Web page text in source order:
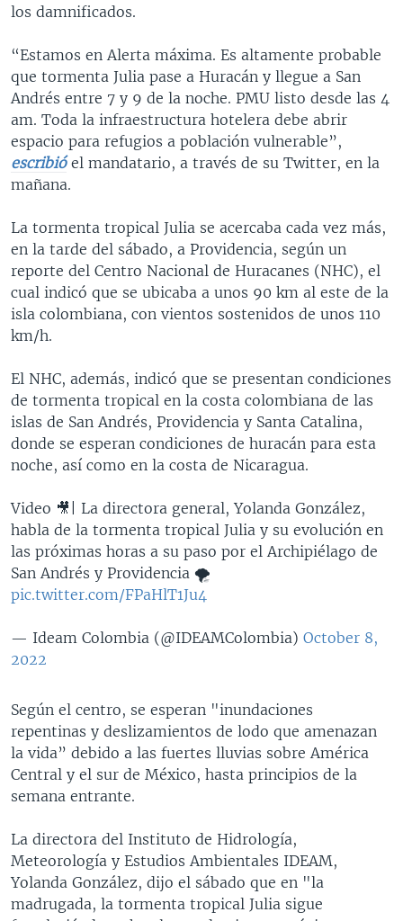
los damnificados.
“Estamos en Alerta máxima. Es altamente probable
que tormenta Julia pase a Huracán y llegue a San
Andrés entre 7 y 9 de la noche. PMU listo desde las 4
am. Toda la infraestructura hotelera debe abrir
espacio para refugios a población vulnerable”,
escribióel mandatario, a través de su Twitter, en la
mañana.
La tormenta tropical Julia se acercaba cada vez más,
en la tarde del sábado, a Providencia, según un
reporte del Centro Nacional de Huracanes (NHC), el
cual indicó que se ubicaba a unos 90 km al este de la
isla colombiana, con vientos sostenidos de unos 110
km/h.
El NHC, además, indicó que se presentan condiciones
de tormenta tropical en la costa colombiana de las
islas de San Andrés, Providencia y Santa Catalina,
donde se esperan condiciones de huracán para esta
noche, así como en la costa de Nicaragua.
Video 🎥| La directora general, Yolanda González,
habla de la tormenta tropical Julia y su evolución en
las próximas horas a su paso por el Archipiélago de
San Andrés y Providencia 🌪
pic.twitter.com/FPaHlT1Ju4
— Ideam Colombia (@IDEAMColombia) October 8,
2022
Según el centro, se esperan "inundaciones
repentinas y deslizamientos de lodo que amenazan
la vida” debido a las fuertes lluvias sobre América
Central y el sur de México, hasta principios de la
semana entrante.
La directora del Instituto de Hidrología,
Meteorología y Estudios Ambientales IDEAM,
Yolanda González, dijo el sábado que en "la
madrugada, la tormenta tropical Julia sigue